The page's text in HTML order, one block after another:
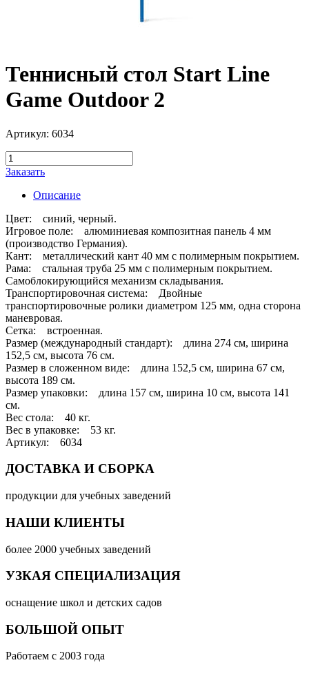
Теннисный стол Start Line
Game Outdoor 2
Артикул: 6034
Заказать
Описание
Цвет: синий, черный.
Игровое поле: алюминиевая композитная панель 4 мм
(производство Германия).
Кант: металлический кант 40 мм с полимерным покрытием.
Рама: стальная труба 25 мм с полимерным покрытием.
Самоблокирующийся механизм складывания.
Транспортировочная система: Двойные
транспортировочные ролики диаметром 125 мм, одна сторона
маневровая.
Сетка: встроенная.
Размер (международный стандарт): длина 274 см, ширина
152,5 см, высота 76 см.
Размер в сложенном виде: длина 152,5 см, ширина 67 см,
высота 189 см.
Размер упаковки: длина 157 см, ширина 10 см, высота 141
см.
Вес стола: 40 кг.
Вес в упаковке: 53 кг.
Артикул: 6034
ДОСТАВКА И СБОРКА
продукции для учебных заведений
НАШИ КЛИЕНТЫ
более 2000 учебных заведений
УЗКАЯ СПЕЦИАЛИЗАЦИЯ
оснащение школ и детских садов
БОЛЬШОЙ ОПЫТ
Работаем с 2003 года